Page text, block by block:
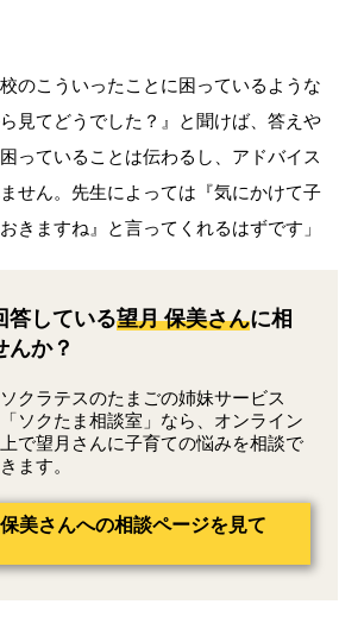
校のこういったことに困っているような
見てどうでした？』と聞けば、答えや
っていることは伝わるし、アドバイス
せん。先生によっては『気にかけて子
きますね』と言ってくれるはずです」
答している望月 保美さんに相
んか？
ソクラテスのたまごの姉妹サービス
「ソクたま相談室」なら、オンライン
上で望月さんに子育ての悩みを相談で
きます。
美さんへの相談ページを見て